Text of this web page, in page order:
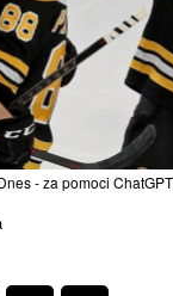
- za pomoci